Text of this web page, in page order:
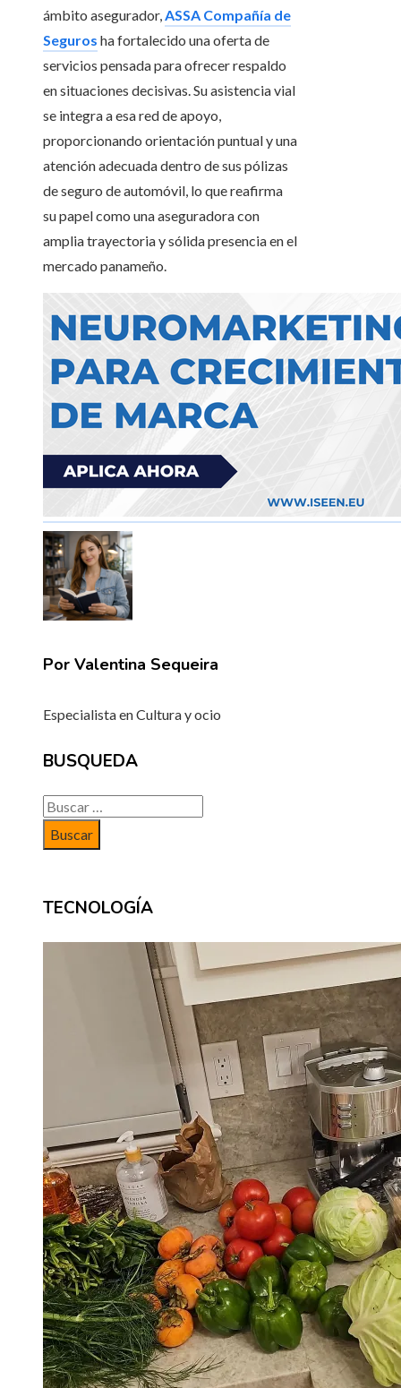
ámbito asegurador,ASSA Compañía de
Seguros ha fortalecido una oferta de
servicios pensada para ofrecer respaldo
en situaciones decisivas. Su asistencia vial
se integra a esa red de apoyo,
proporcionando orientación puntual y una
atención adecuada dentro de sus pólizas
de seguro de automóvil, lo que reafirma
su papel como una aseguradora con
amplia trayectoria y sólida presencia en el
mercado panameño.
Por Valentina Sequeira
Especialista en Cultura y ocio
BUSQUEDA
Buscar:
TECNOLOGÍA